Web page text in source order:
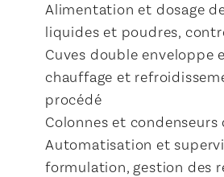
Alimentation et dosage
liquides et poudres,
Cuves double enveloppe
chauffage et
procédé
Colonnes et condenseurs
Automatisation et
formulation, gestion des